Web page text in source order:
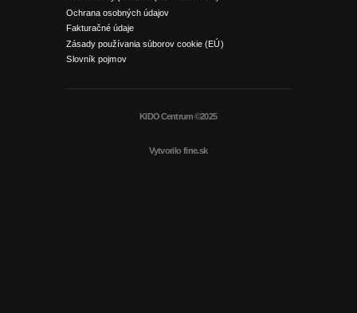
Ochrana osobných údajov
Fakturačné údaje
Zásady používania súborov cookie (EÚ)
Slovník pojmov
KIDO Centrum ©2025
Vytvorilo fine.sk